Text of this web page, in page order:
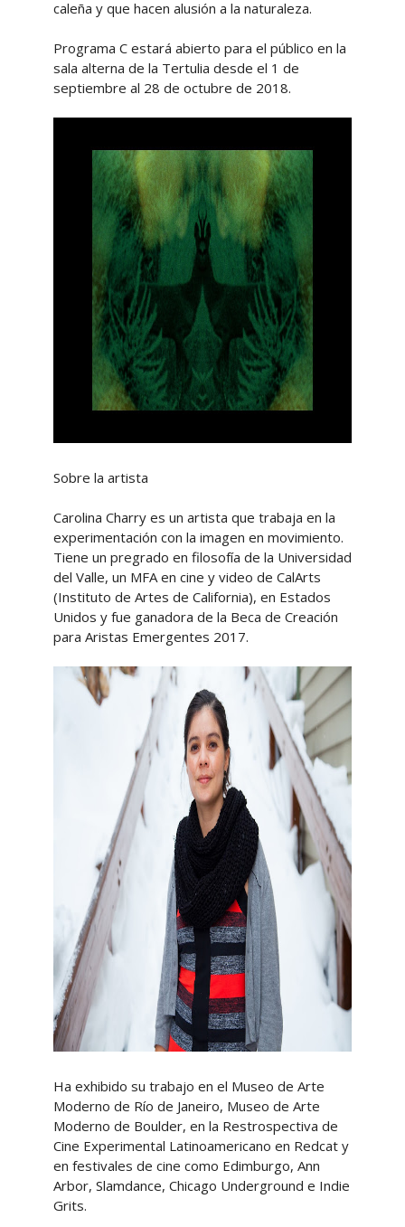
caleña y que hacen alusión a la naturaleza.
Programa C estará abierto para el público en la
sala alterna de la Tertulia desde el 1 de
septiembre al 28 de octubre de 2018.
Sobre la artista
Carolina Charry es un artista que trabaja en la
experimentación con la imagen en movimiento.
Tiene un pregrado en filosofía de la Universidad
del Valle, un MFA en cine y video de CalArts
(Instituto de Artes de California), en Estados
Unidos y fue ganadora de la Beca de Creación
para Aristas Emergentes 2017.
Ha exhibido su trabajo en el Museo de Arte
Moderno de Río de Janeiro, Museo de Arte
Moderno de Boulder, en la Restrospectiva de
Cine Experimental Latinoamericano en Redcat y
en festivales de cine como Edimburgo, Ann
Arbor, Slamdance, Chicago Underground e Indie
Grits.